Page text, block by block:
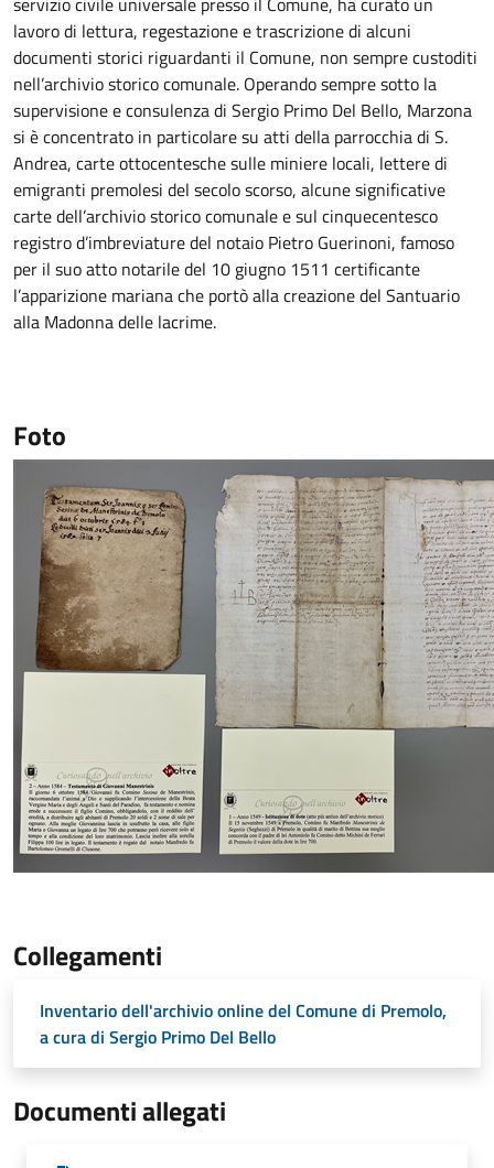
lavoro di lettura, regestazione e trascrizione di alcuni
documenti storici riguardanti il Comune, non sempre custoditi
nell’archivio storico comunale. Operando sempre sotto la
supervisione e consulenza di Sergio Primo Del Bello, Marzona
si è concentrato in particolare su atti della parrocchia di S.
Andrea, carte ottocentesche sulle miniere locali, lettere di
emigranti premolesi del secolo scorso, alcune significative
carte dell’archivio storico comunale e sul cinquecentesco
registro d’imbreviature del notaio Pietro Guerinoni, famoso
per il suo atto notarile del 10 giugno 1511 certificante
l’apparizione mariana che portò alla creazione del Santuario
alla Madonna delle lacrime.
Foto
Collegamenti
Inventario dell'archivio online del Comune di Premolo,
a cura di Sergio Primo Del Bello
Documenti allegati